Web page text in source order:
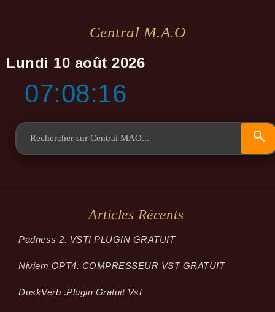
Central M.a.o
Lundi 10 août 2026
07:08:17
Articles Récents
Padness 2. VSTI PLUGIN GRATUIT
Niviem OPT4. COMPRESSEUR VST GRATUIT
Dusk­Verb .plugin Gratuit Vst